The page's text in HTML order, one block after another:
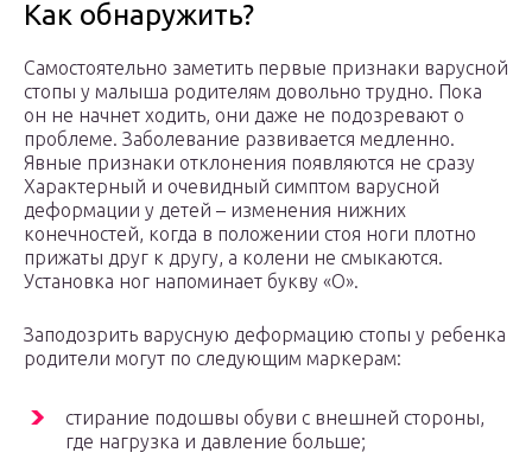
Как обнаружить?
Самостоятельно заметить первые признаки варусной
стопы у малыша родителям довольно трудно. Пока
он не начнет ходить, они даже не подозревают о
проблеме. Заболевание развивается медленно.
Явные признаки отклонения появляются не сразу
Характерный и очевидный симптом варусной
деформации у детей – изменения нижних
конечностей, когда в положении стоя ноги плотно
прижаты друг к другу, а колени не смыкаются.
Установка ног напоминает букву «О».
Заподозрить варусную деформацию стопы у ребенка
родители могут по следующим маркерам:
стирание подошвы обуви с внешней стороны,
где нагрузка и давление больше;